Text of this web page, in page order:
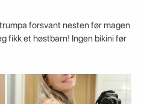
forsvant nesten før magen
fikk et høstbarn! Ingen bikini før